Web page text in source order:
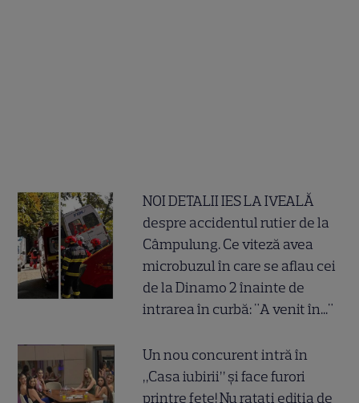
NOI DETALII IES LA IVEALĂ
despre accidentul rutier de la
Câmpulung. Ce viteză avea
microbuzul în care se aflau cei
de la Dinamo 2 înainte de
intrarea în curbă: "A venit în..."
Un nou concurent intră în
„Casa iubirii” și face furori
printre fete! Nu ratați ediția de